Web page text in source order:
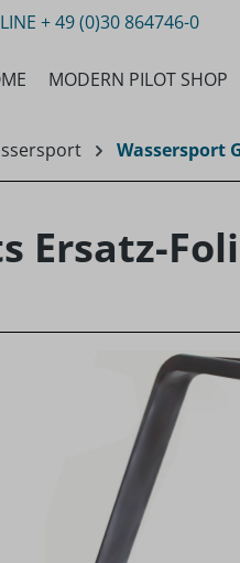
+ 49 (0)30 864746-0
MODERN PILOT SHOP
Wassersport
Ersatz-